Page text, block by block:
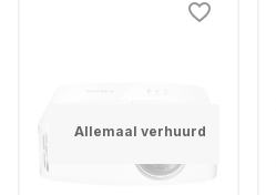
Allemaal verhuurd